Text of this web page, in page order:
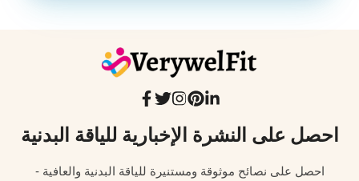
احصل على النشرة الإخبارية للياقة البدنية
احصل على نصائح موثوقة ومستنيرة للياقة البدنية والعافية -